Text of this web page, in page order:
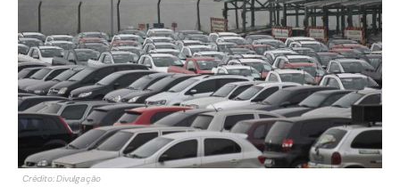
Crédito: Divulgação